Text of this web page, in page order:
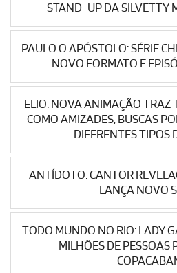
STAND-UP DA SILVETTY
PAULO O APÓSTOLO: SÉRIE
NOVO FORMATO E
ELIO: NOVA ANIMAÇÃO TRAZ
COMO AMIZADES, BUSCAS
DIFERENTES TIPOS
ANTÍDOTO: CANTOR
LANÇA NOVO
TODO MUNDO NO RIO: LADY
MILHÕES DE PESSOAS